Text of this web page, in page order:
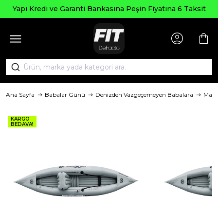
ve Garanti Bankasına Peşin Fiyatına 6 Taksit
Ana Sayfa Babalar Günü Denizden Vazgeçemeyen Babalara
KARGO
BEDAVA!